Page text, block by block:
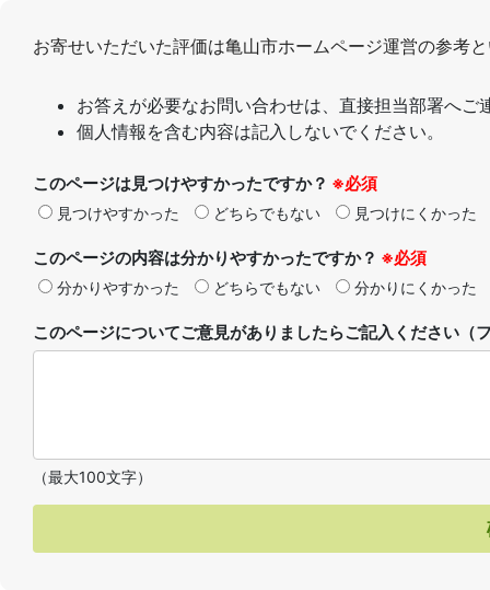
お寄せいただいた評価は亀山市ホームページ運営の参考
お答えが必要なお問い合わせは、直接担当部署へご
個人情報を含む内容は記入しないでください。
このページは見つけやすかったですか？ ※必須
見つけやすかった どちらでもない 見つけにくかった
このページの内容は分かりやすかったですか？ ※必須
分かりやすかった どちらでもない 分かりにくかった
このページについてご意見がありましたらご記入ください
（最大100文字）